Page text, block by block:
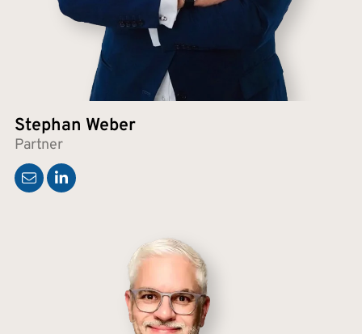
Stephan Weber
Partner